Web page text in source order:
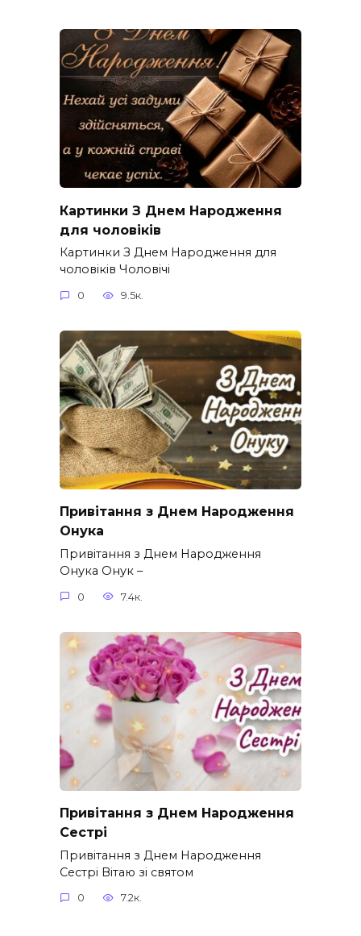
Картинки З Днем Народження
для чоловіків​
Картинки З Днем Народження для
чоловіків​ Чоловічі
0 9.5к.
Привітання з Днем Народження
Онука
Привітання з Днем Народження
Онука Онук –
0 7.4к.
Привітання з Днем Народження
Сестрі
Привітання з Днем Народження
Сестрі Вітаю зі святом
0 7.2к.